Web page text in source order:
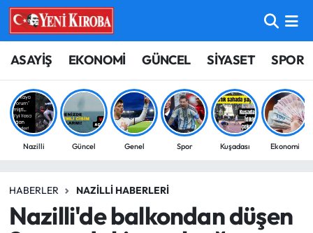
ASAYİŞ EKONOMİ GÜNCEL SİYASET SPOR
Nazilli Güncel Genel Spor Kuşadası Ekonomi
HABERLER NAZILLI HABERLERI
Nazilli'de balkondan düşen
ASAYİŞ
BİLİM-TEKNOLOJİ
ÇEVRE
EĞİTİM
Aydın Nöbetçi Eczaneler
Aydın Hava Durumu
Aydin Namaz Vakitleri
Süper Lig Puan Durumu ve Fikstür